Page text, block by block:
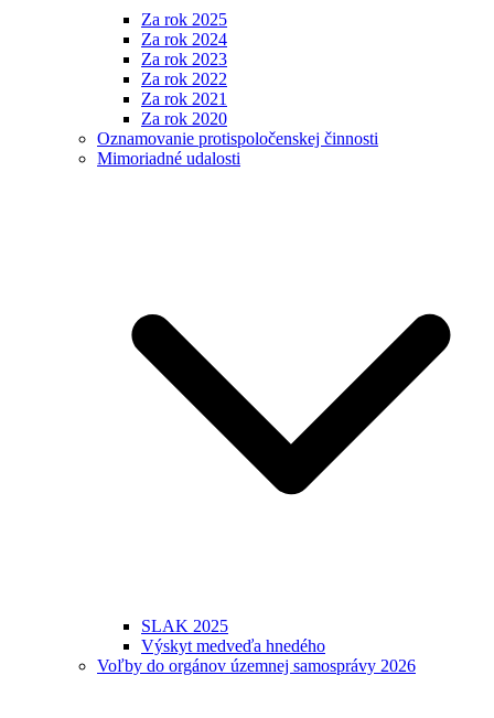
Za rok 2025
Za rok 2024
Za rok 2023
Za rok 2022
Za rok 2021
Za rok 2020
Oznamovanie protispoločenskej činnosti
Mimoriadné udalosti
SLAK 2025
Výskyt medveďa hnedého
Voľby do orgánov územnej samosprávy 2026